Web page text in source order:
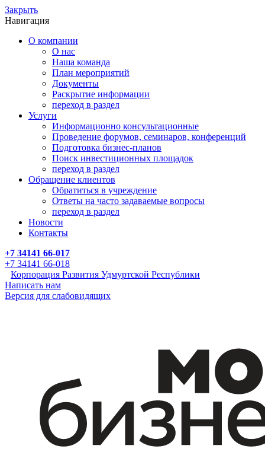
Закрыть
Навигация
О компании
О нас
Наша команда
План мероприятий
Документы
Раскрытие информации
переход в раздел
Услуги
Информационно консультационные
Проведение форумов, семинаров, конференций
Подготовка бизнес-планов
Поиск инвестиционных площадок
переход в раздел
Обращение клиентов
Обратиться в учреждение
Ответы на часто задаваемые вопросы
переход в раздел
Новости
Контакты
+7 34141 66-017
+7 34141 66-018
Корпорация Развития Удмуртской Республики
Написать нам
Версия для слабовидящих